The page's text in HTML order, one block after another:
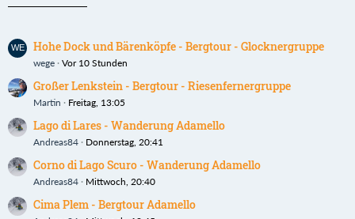
Hohe Dock und Bärenköpfe - Bergtour - Glocknergruppe
wege Vor 10 Stunden
Großer Lenkstein - Bergtour - Riesenfernergruppe
Martin Freitag, 13:05
Lago di Lares - Wanderung Adamello
Andreas84 Donnerstag, 20:41
Corno di Lago Scuro - Wanderung Adamello
Andreas84 Mittwoch, 20:40
Cima Plem - Bergtour Adamello